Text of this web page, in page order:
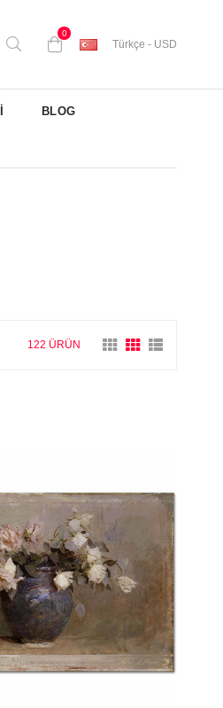
0
Türkçe - USD
BLOG
122 ÜRÜN